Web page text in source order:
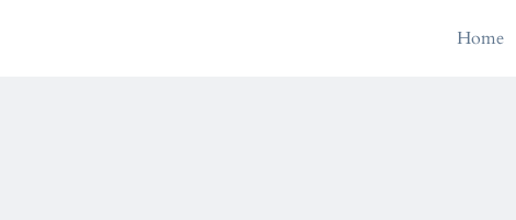
Home